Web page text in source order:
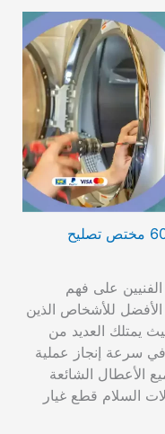
فني تصليح غسالات السلام 60615556 مختص تصليح
على فهم
الأفضل للأشخاص الذين
يمتلك العديد من
سرعة إنجاز عملية
الأعطال الشائعة
السلام قطع غيار